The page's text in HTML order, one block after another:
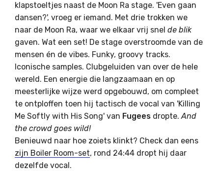
klapstoeltjes naast de Moon Ra stage. 'Even gaan
dansen?', vroeg er iemand. Met drie trokken we
naar de Moon Ra, waar we elkaar vrij snel de blik
gaven. Wat een set! De stage overstroomde van de
mensen én de vibes. Funky, groovy tracks.
Iconische samples. Clubgeluiden van over de hele
wereld. Een energie die langzaamaan en op
meesterlijke wijze werd opgebouwd, om compleet
te ontploffen toen hij tactisch de vocal van 'Killing
Me Softly with His Song' van Fugees dropte.And
the crowd goes wild!
Benieuwd naar hoe zoiets klinkt? Check dan eens
zijn Boiler Room-set, rond 24:44 dropt hij daar
dezelfde vocal.